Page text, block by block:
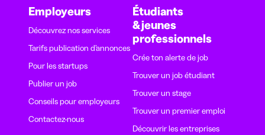
Employeurs
Découvrez nos services
Tarifs publication d’annonces
Pour les startups
Publier un job
Conseils pour employeurs
Contactez-nous
Étudiants
& jeunes
professionnels
Crée ton alerte de job
Trouver un job étudiant
Trouver un stage
Trouver un premier emploi
Découvrir les entreprises